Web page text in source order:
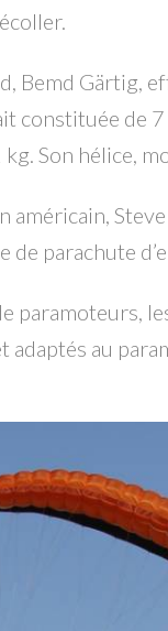
Bemd Gärtig,
constituée de
Son hélice,
américain,
de parachute
paramoteurs,
adaptés au